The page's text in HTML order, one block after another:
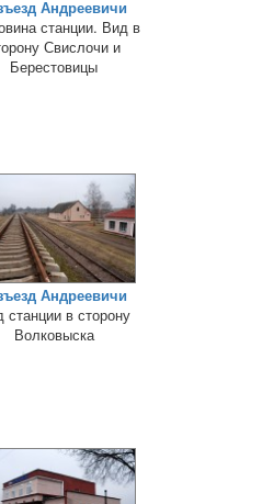
Андреевичи
станции. Вид в
Свислочи и
Берестовицы
Андреевичи
станции в сторону
Волковыска